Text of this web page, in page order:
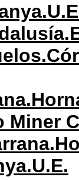
Miner